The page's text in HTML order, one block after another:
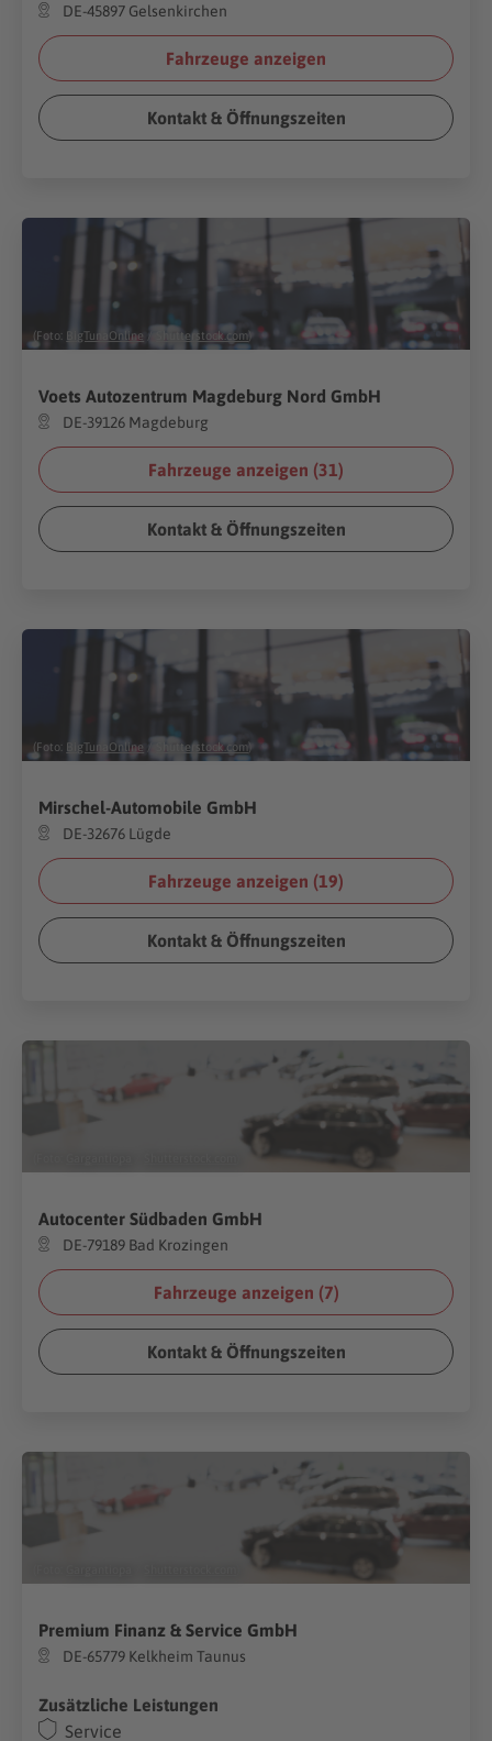
DE-45897 Gelsenkirchen
Fahrzeuge anzeigen
Kontakt & Öffnungszeiten
(Foto: BigTunaOnline / Shutterstock.com)
Voets Autozentrum Magdeburg Nord GmbH
DE-39126 Magdeburg
Fahrzeuge anzeigen (31)
Kontakt & Öffnungszeiten
(Foto: BigTunaOnline / Shutterstock.com)
Mirschel-Automobile GmbH
DE-32676 Lügde
Fahrzeuge anzeigen (19)
Kontakt & Öffnungszeiten
Autocenter Südbaden GmbH
DE-79189 Bad Krozingen
Fahrzeuge anzeigen (7)
Kontakt & Öffnungszeiten
Premium Finanz & Service GmbH
DE-65779 Kelkheim Taunus
Zusätzliche Leistungen
Service